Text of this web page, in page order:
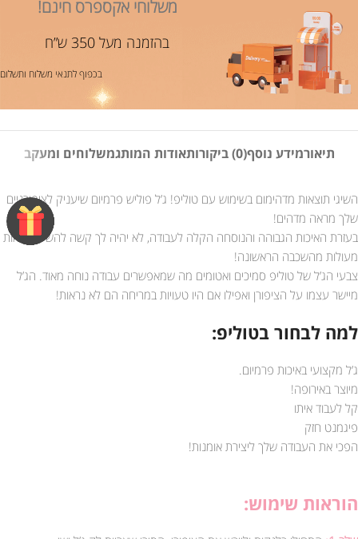
משלוחי אקספרס חינם!
בהזמנה מעל 350 ש”ח
בכפוף לתנאי משלוח ותשלום
תיאורמידע נוסף(0) ביקורות אודות המותגמשלוחים ומעקב
השיגי תוצאות מדהימום בשימוש עם טוליפ! ג’ל פוליש פרמיום שיעניק לציפורניים
שלך מראה מדהים!
בעזרת האיכות הגבוהה והנוסחה הקלה לעבודה, לא יהיה לך קשה להשיג תוצאות
מעולות מהשכבה הראשונה!
צבעי הג’ל של טוליפ סמיכים ואטומים מה שמאפשרים עבודה נוחה מאוד. הג’ל
מיישר עצמו על הציפורן ואפילו אם היו טעויות במריחה הם לא נראות!
למה לבחור בטוליפ:
ג’ל מקצועי באיכות פרמיום.
מיוצר באירופה!
קל לעבוד איתו
פיגמנט חזק
הפכי את העבודה שלך ליצירת אומנות!
הוראות שימוש: